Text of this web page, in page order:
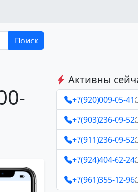
Поиск
Активны
+7(920)009-05-41
+7(903)236-09-52
+7(911)236-09-52
+7(924)404-62-24
+7(961)355-12-96